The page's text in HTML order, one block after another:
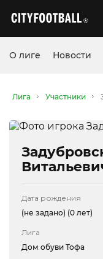
О лиге Новости
Лига Участники
Дата рождения
(не задано) (0 лет)
Лига
Дом обуви Тофа